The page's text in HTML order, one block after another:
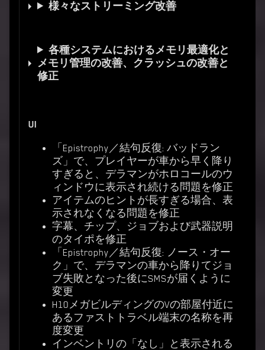
様々なストリーミング改善
各種システムにおけるメモリ最適化と
メモリ管理の改善、クラッシュの改善と
修正
UI
「Epistrophy／結句反復: バッドラン
ズ」で、プレイヤーが車から早く降り
すぎると、デラマンがホロコールのウ
ィンドウに表示され続ける問題を修正
アイテムのヒントが長すぎる場合、表
示されなくなる問題を修正
字幕、チップ、ジョブおよび武器説明
のタイポを修正
「Epistrophy／結句反復: ノース・オー
ク」で、デラマンの車から降りてジョ
ブ失敗となった後にSMSが届くように
変更
H10メガビルディングのVの部屋付近に
あるファストトラベル端末の名称を再
度変更
インベントリの「なし」と表示される